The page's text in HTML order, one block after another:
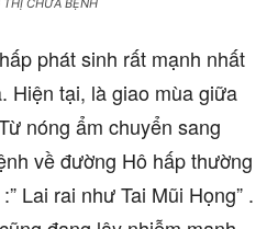
CHỮA BỆNH
phát sinh rất mạnh nhất
Hiện tại, là giao mùa giữa
nóng ẩm chuyển sang
về đường Hô hấp thường
Lai rai như Tai Mũi Họng” .